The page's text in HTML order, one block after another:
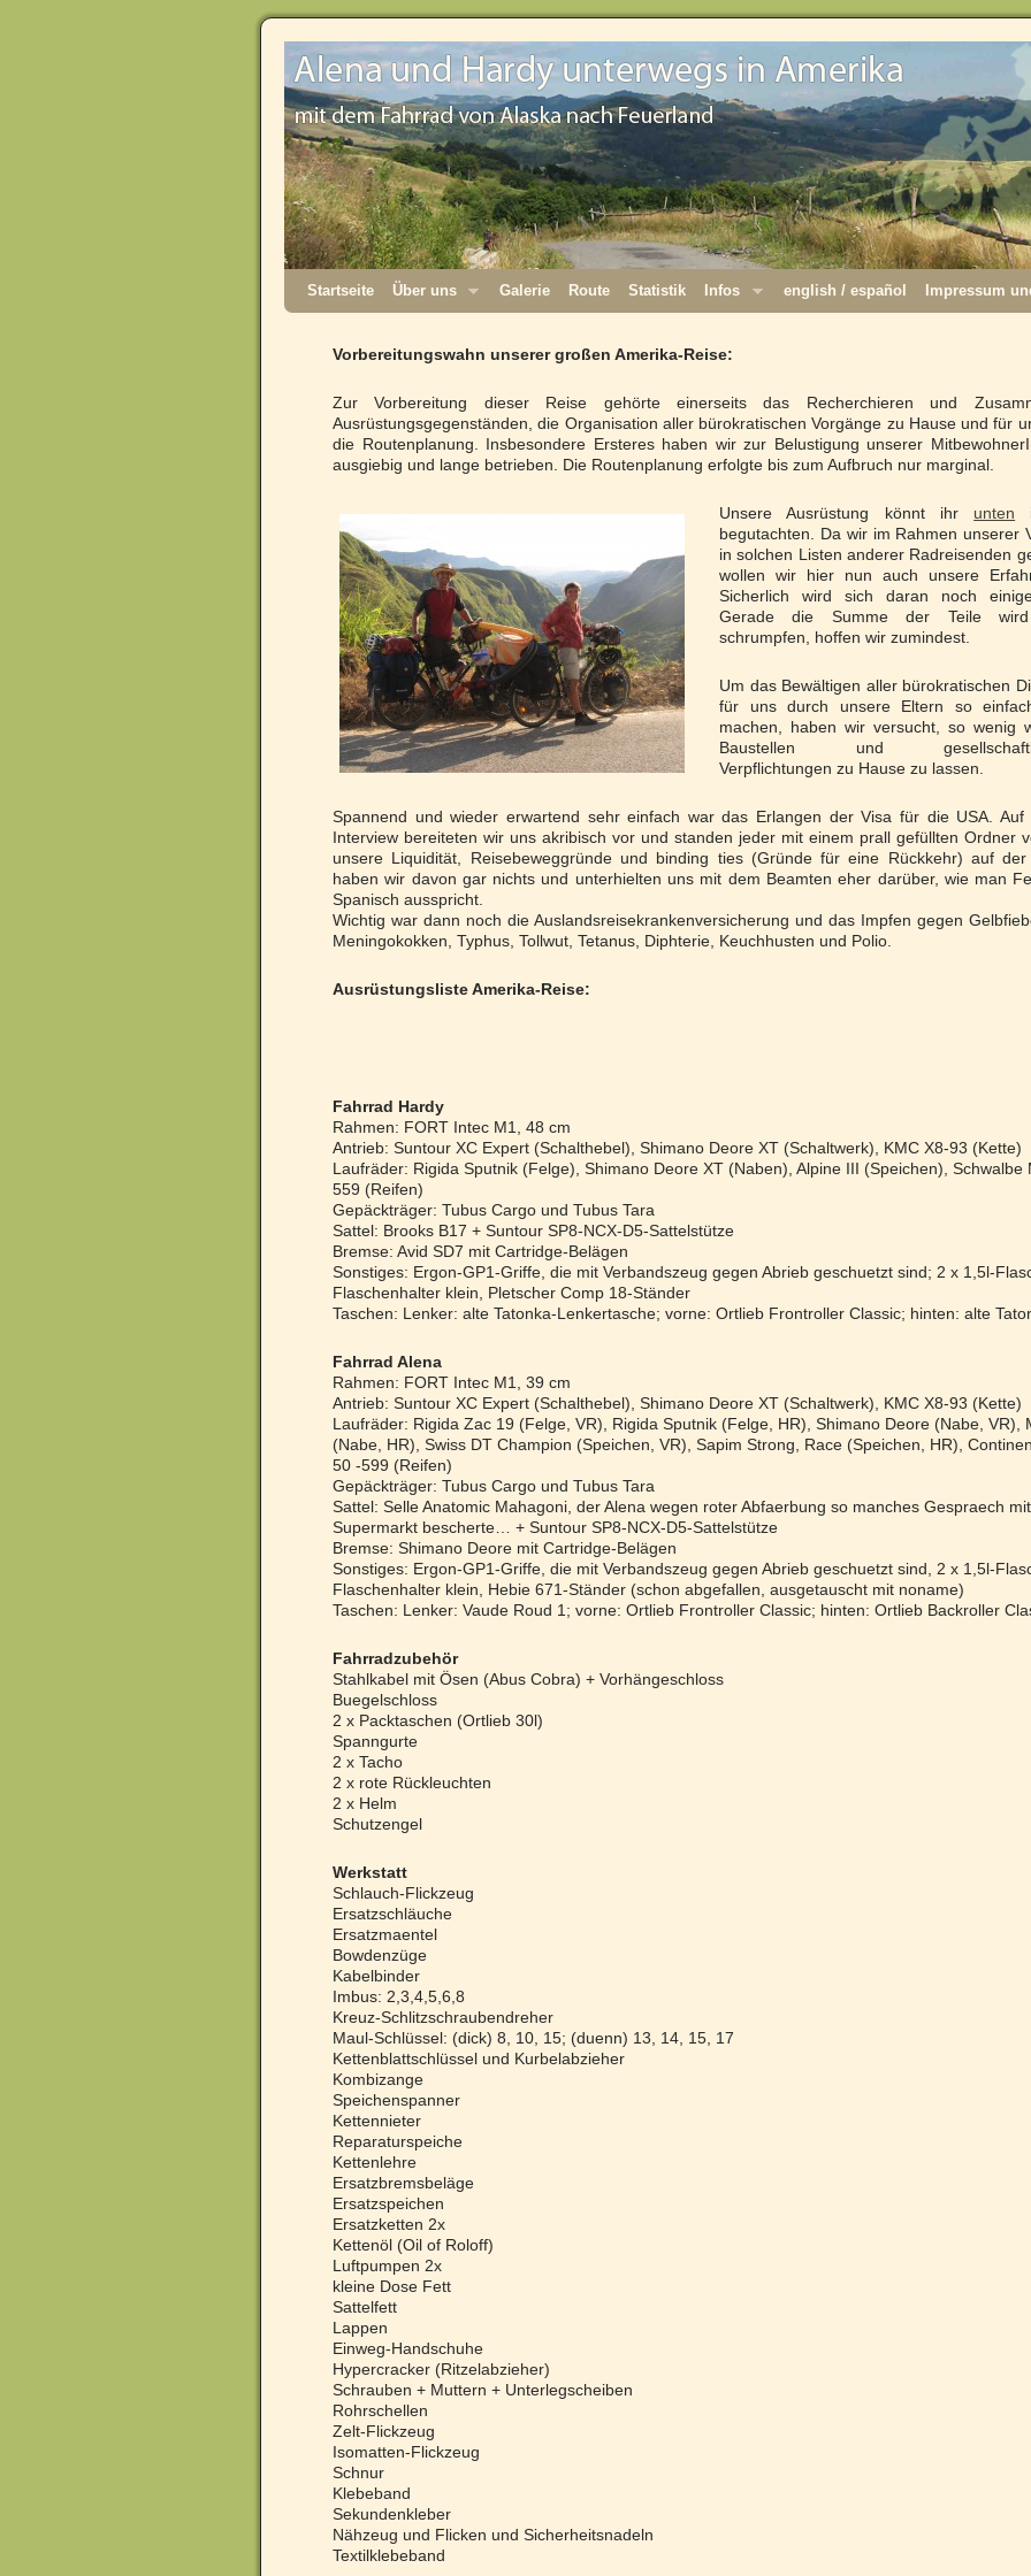
Startseite Über uns Galerie Route Statistik Infos english / español Impressum
Vorbereitungswahn unserer großen Amerika-Reise:
Zur Vorbereitung dieser Reise gehörte einerseits das Recherchieren und
Ausrüstungsgegenständen, die Organisation aller bürokratischen Vorgänge zu Hause und für
die Routenplanung. Insbesondere Ersteres haben wir zur Belustigung unserer
ausgiebig und lange betrieben. Die Routenplanung erfolgte bis zum Aufbruch nur marginal.
Unsere Ausrüstung könnt ihr unten
begutachten. Da wir im Rahmen unserer
in solchen Listen anderer Radreisenden
wollen wir hier nun auch unsere
Sicherlich wird sich daran noch
Gerade die Summe der Teile
schrumpfen, hoffen wir zumindest.
Um das Bewältigen aller bürokratischen
für uns durch unsere Eltern so
machen, haben wir versucht, so wenig
Baustellen und
Verpflichtungen zu Hause zu lassen.
Spannend und wieder erwartend sehr einfach war das Erlangen der Visa für die USA. Auf
Interview bereiteten wir uns akribisch vor und standen jeder mit einem prall gefüllten Ordner
unsere Liquidität, Reisebeweggründe und binding ties (Gründe für eine Rückkehr) auf
haben wir davon gar nichts und unterhielten uns mit dem Beamten eher darüber, wie man
Spanisch ausspricht.
Wichtig war dann noch die Auslandsreisekrankenversicherung und das Impfen gegen
Meningokokken, Typhus, Tollwut, Tetanus, Diphterie, Keuchhusten und Polio.
Ausrüstungsliste Amerika-Reise:
Fahrrad Hardy
Rahmen: FORT Intec M1, 48 cm
Antrieb: Suntour XC Expert (Schalthebel), Shimano Deore XT (Schaltwerk), KMC X8-93 (Kette)
Laufräder: Rigida Sputnik (Felge), Shimano Deore XT (Naben), Alpine III (Speichen), Schwalbe
559 (Reifen)
Gepäckträger: Tubus Cargo und Tubus Tara
Sattel: Brooks B17 + Suntour SP8-NCX-D5-Sattelstütze
Bremse: Avid SD7 mit Cartridge-Belägen
Sonstiges: Ergon-GP1-Griffe, die mit Verbandszeug gegen Abrieb geschuetzt sind; 2 x 1,5l-
Flaschenhalter klein, Pletscher Comp 18-Ständer
Taschen: Lenker: alte Tatonka-Lenkertasche; vorne: Ortlieb Frontroller Classic; hinten: alte
Fahrrad Alena
Rahmen: FORT Intec M1, 39 cm
Antrieb: Suntour XC Expert (Schalthebel), Shimano Deore XT (Schaltwerk), KMC X8-93 (Kette)
Laufräder: Rigida Zac 19 (Felge, VR), Rigida Sputnik (Felge, HR), Shimano Deore (Nabe, VR),
(Nabe, HR), Swiss DT Champion (Speichen, VR), Sapim Strong, Race (Speichen, HR),
50 -599 (Reifen)
Gepäckträger: Tubus Cargo und Tubus Tara
Sattel: Selle Anatomic Mahagoni, der Alena wegen roter Abfaerbung so manches Gespraech
Supermarkt bescherte… + Suntour SP8-NCX-D5-Sattelstütze
Bremse: Shimano Deore mit Cartridge-Belägen
Sonstiges: Ergon-GP1-Griffe, die mit Verbandszeug gegen Abrieb geschuetzt sind, 2 x 1,5l-
Flaschenhalter klein, Hebie 671-Ständer (schon abgefallen, ausgetauscht mit noname)
Taschen: Lenker: Vaude Roud 1; vorne: Ortlieb Frontroller Classic; hinten: Ortlieb Backroller
Fahrradzubehör
Stahlkabel mit Ösen (Abus Cobra) + Vorhängeschloss
Buegelschloss
2 x Packtaschen (Ortlieb 30l)
Spanngurte
2 x Tacho
2 x rote Rückleuchten
2 x Helm
Schutzengel
Werkstatt
Schlauch-Flickzeug
Ersatzschläuche
Ersatzmaentel
Bowdenzüge
Kabelbinder
Imbus: 2,3,4,5,6,8
Kreuz-Schlitzschraubendreher
Maul-Schlüssel: (dick) 8, 10, 15; (duenn) 13, 14, 15, 17
Kettenblattschlüssel und Kurbelabzieher
Kombizange
Speichenspanner
Kettennieter
Reparaturspeiche
Kettenlehre
Ersatzbremsbeläge
Ersatzspeichen
Ersatzketten 2x
Kettenöl (Oil of Roloff)
Luftpumpen 2x
kleine Dose Fett
Sattelfett
Lappen
Einweg-Handschuhe
Hypercracker (Ritzelabzieher)
Schrauben + Muttern + Unterlegscheiben
Rohrschellen
Zelt-Flickzeug
Isomatten-Flickzeug
Schnur
Klebeband
Sekundenkleber
Nähzeug und Flicken und Sicherheitsnadeln
Textilklebeband